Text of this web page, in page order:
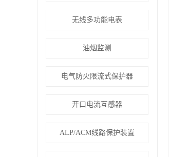
无线多功能电表
油烟监测
电气防火限流式保护器
开口电流互感器
ALP/ACM线路保护装置